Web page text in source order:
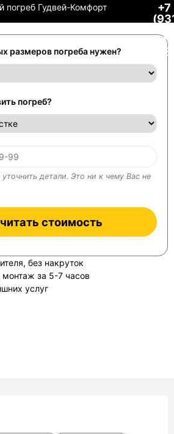
погреб Гудвей-Комфорт
+7
34-
48
размеров погреба нужен?
погреб?
детали. Это ни к чему Вас не
стоимость
без накруток
за 5-7 часов
услуг